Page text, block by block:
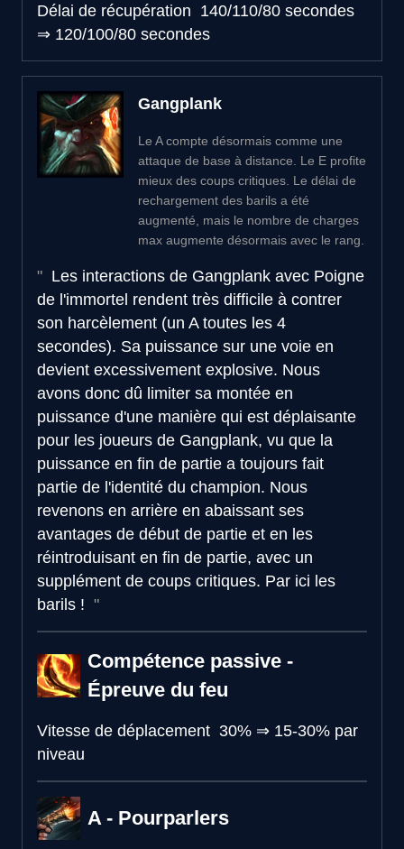
Délai de récupération 140/110/80 secondes
⇒ 120/100/80 secondes
Gangplank
Le A compte désormais comme une
attaque de base à distance. Le E profite
mieux des coups critiques. Le délai de
rechargement des barils a été
augmenté, mais le nombre de charges
max augmente désormais avec le rang.
Les interactions de Gangplank avec Poigne
de l'immortel rendent très difficile à contrer
son harcèlement (un A toutes les 4
secondes). Sa puissance sur une voie en
devient excessivement explosive. Nous
avons donc dû limiter sa montée en
puissance d'une manière qui est déplaisante
pour les joueurs de Gangplank, vu que la
puissance en fin de partie a toujours fait
partie de l'identité du champion. Nous
revenons en arrière en abaissant ses
avantages de début de partie et en les
réintroduisant en fin de partie, avec un
supplément de coups critiques. Par ici les
barils !
Compétence passive -
Épreuve du feu
Vitesse de déplacement 30% ⇒ 15-30% par
niveau
A - Pourparlers